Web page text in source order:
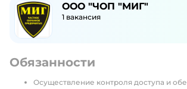
ООО "ЧОП "МИГ"
1 вакансия
Обязанности
Осуществление контроля доступа и